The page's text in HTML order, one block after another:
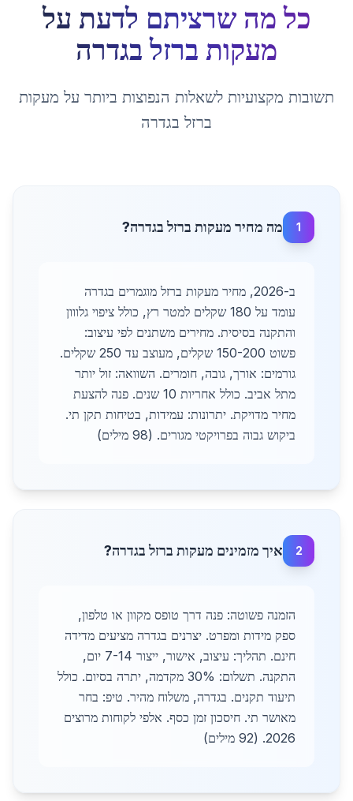
כל מה שרציתם לדעת על
מעקות ברזלבגדרה
תשובות מקצועיות לשאלות הנפוצות ביותר על מעקות
ברזל בגדרה
1 מה מחיר מעקות ברזל בגדרה?
ב-2026, מחיר מעקות ברזל מוגמרים בגדרה
עומד על 180 שקלים למטר רץ, כולל ציפוי גלווון
והתקנה בסיסית. מחירים משתנים לפי עיצוב:
פשוט 150-200 שקלים, מעוצב עד 250 שקלים.
גורמים: אורך, גובה, חומרים. השוואה: זול יותר
מתל אביב. כולל אחריות 10 שנים. פנה להצעת
מחיר מדויקת. יתרונות: עמידות, בטיחות תקן תי.
ביקוש גבוה בפרויקטי מגורים. (98 מילים)
2 איך מזמינים מעקות ברזל בגדרה?
הזמנה פשוטה: פנה דרך טופס מקוון או טלפון,
ספק מידות ומפרט. יצרנים בגדרה מציעים מדידה
חינם. תהליך: עיצוב, אישור, ייצור 7-14 יום,
התקנה. תשלום: 30% מקדמה, יתרה בסיום. כולל
תיעוד תקנים. בגדרה, משלוח מהיר. טיפ: בחר
מאושר תי. חיסכון זמן כסף. אלפי לקוחות מרוצים
2026. (92 מילים)